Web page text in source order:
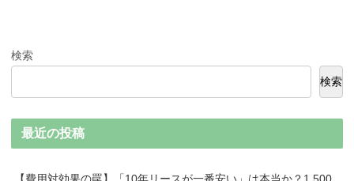
検索
検索
最近の投稿